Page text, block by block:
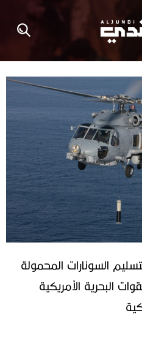
السونارات المحمولة
البحرية الأمريكية